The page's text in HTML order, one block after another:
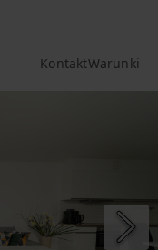
KontaktWarunki